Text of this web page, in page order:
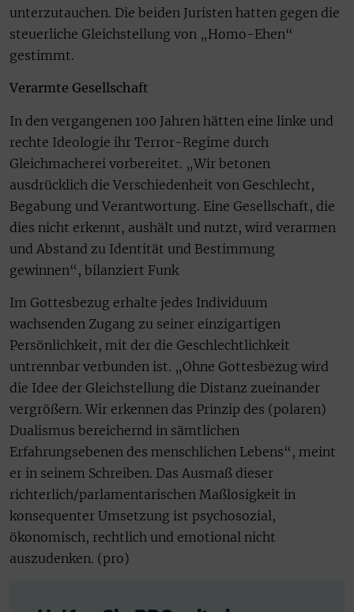
unterzutauchen. Die beiden Juristen hatten gegen die
steuerliche Gleichstellung von „Homo-Ehen“
gestimmt.
Verarmte Gesellschaft
In den vergangenen 100 Jahren hätten eine linke und
rechte Ideologie ihr Terror-Regime durch
Gleichmacherei vorbereitet. „Wir betonen
ausdrücklich die Verschiedenheit von Geschlecht,
Begabung und Verantwortung. Eine Gesellschaft, die
dies nicht erkennt, aushält und nutzt, wird verarmen
und Abstand zu Identität und Bestimmung
gewinnen“, bilanziert Funk
Im Gottesbezug erhalte jedes Individuum
wachsenden Zugang zu seiner einzigartigen
Persönlichkeit, mit der die Geschlechtlichkeit
untrennbar verbunden ist. „Ohne Gottesbezug wird
die Idee der Gleichstellung die Distanz zueinander
vergrößern. Wir erkennen das Prinzip des (polaren)
Dualismus bereichernd in sämtlichen
Erfahrungsebenen des menschlichen Lebens“, meint
er in seinem Schreiben. Das Ausmaß dieser
richterlich/parlamentarischen Maßlosigkeit in
konsequenter Umsetzung ist psychosozial,
ökonomisch, rechtlich und emotional nicht
auszudenken. (pro)